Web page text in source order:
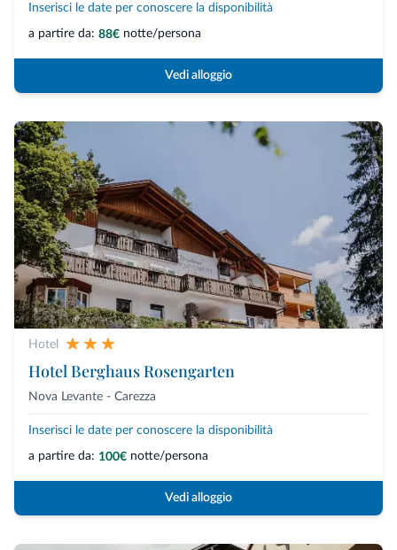
Inserisci le date per conoscere la disponibilità
a partire da: 88€ notte/persona
Vedi alloggio
Hotel
Hotel Berghaus Rosengarten
Nova Levante - Carezza
Inserisci le date per conoscere la disponibilità
a partire da: 100€ notte/persona
Vedi alloggio